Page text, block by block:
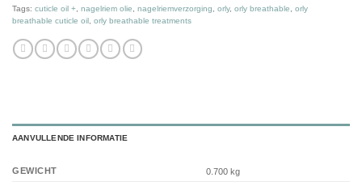
Tags: cuticle oil +, nagelriem olie, nagelriemverzorging, orly, orly breathable, orly
breathable cuticle oil, orly breathable treatments
AANVULLENDE INFORMATIE
GEWICHT 0.700 kg